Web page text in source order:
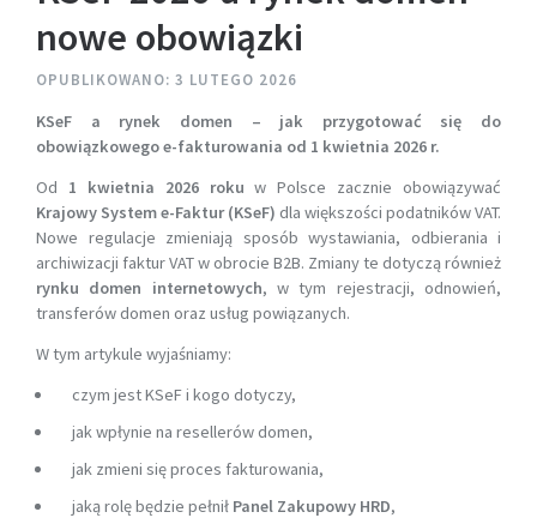
nowe obowiązki
OPUBLIKOWANO: 3 LUTEGO 2026
KSeF a rynek domen – jak przygotować się do
obowiązkowego e-fakturowania od 1 kwietnia 2026 r.
Od 1 kwietnia 2026 roku w Polsce zacznie obowiązywać
Krajowy System e-Faktur (KSeF) dla większości podatników VAT.
Nowe regulacje zmieniają sposób wystawiania, odbierania i
archiwizacji faktur VAT w obrocie B2B. Zmiany te dotyczą również
rynku domen internetowych, w tym rejestracji, odnowień,
transferów domen oraz usług powiązanych.
W tym artykule wyjaśniamy:
czym jest KSeF i kogo dotyczy,
jak wpłynie na resellerów domen,
jak zmieni się proces fakturowania,
jaką rolę będzie pełnił Panel Zakupowy HRD,